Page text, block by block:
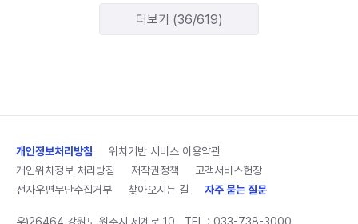
더보기 (36/619)
개인정보처리방침
위치기반 서비스 이용약관
개인위치정보 처리방침
저작권정책
고객서비스헌장
전자우편무단수집거부
찾아오시는 길 자주 묻는 질문